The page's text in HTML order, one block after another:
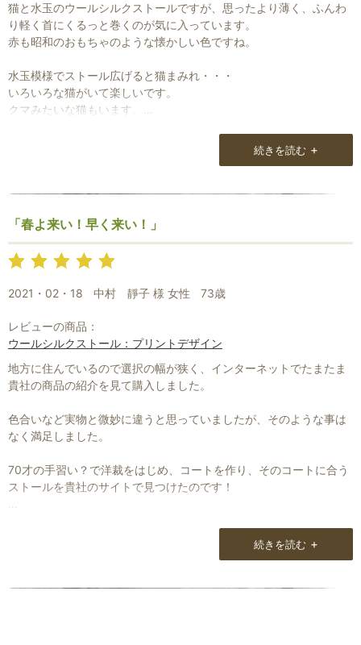
猫と水玉のウールシルクストールですが、思ったより薄く、ふんわ
り軽く首にくるっと巻くのが気に入っています。
赤も昭和のおもちゃのような懐かしい色ですね。
水玉模様でストール広げると猫まみれ・・・
いろいろな猫がいて楽しいです。
クマみたいな猫もいます。
いストールでした。
るようなストールでした。
刺繍の素晴らしさはもちろん、布自体もとても美しく、象牙色とい
す。
〜〜〜〜〜〜〜〜〜〜〜〜〜〜〜〜〜〜〜〜〜〜〜〜〜〜〜
いつもストール買付のためのインド記。
ストールのできる工程、高地にすむカシミヤ山羊の愛らしさ、摩訶
不思議なインドの国のこと、楽しく読んでいます。
いつの日か、松本のお店を訪れる日が来ると良いなあと思いつつ、
ストールを使っています。
続きを読む +
「春よ来い！早く来い！」
2021・02・18 中村 靜子 様 女性 73歳
レビューの商品：
ウールシルクストール：プリントデザイン
地方に住んでいるので選択の幅が狭く、インターネットでたまたま
貴社の商品の紹介を見て購入しました。
色合いなど実物と微妙に違うと思っていましたが、そのような事は
なく満足しました。
70才の手習い？で洋裁をはじめ、コートを作り、そのコートに合う
ストールを貴社のサイトで見つけたのです！
続きを読む +